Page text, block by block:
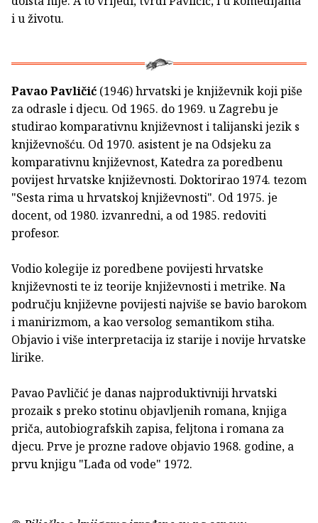
i u životu.
Pavao Pavličić (1946) hrvatski je književnik koji piše
za odrasle i djecu. Od 1965. do 1969. u Zagrebu je
studirao komparativnu književnost i talijanski jezik s
književnošću. Od 1970. asistent je na Odsjeku za
komparativnu književnost, Katedra za poredbenu
povijest hrvatske književnosti. Doktorirao 1974. tezom
"Sesta rima u hrvatskoj književnosti". Od 1975. je
docent, od 1980. izvanredni, a od 1985. redoviti
profesor.
Vodio kolegije iz poredbene povijesti hrvatske
književnosti te iz teorije književnosti i metrike. Na
području književne povijesti najviše se bavio barokom
i manirizmom, a kao versolog semantikom stiha.
Objavio i više interpretacija iz starije i novije hrvatske
lirike.
Pavao Pavličić je danas najproduktivniji hrvatski
prozaik s preko stotinu objavljenih romana, knjiga
priča, autobiografskih zapisa, feljtona i romana za
djecu. Prve je prozne radove objavio 1968. godine, a
prvu knjigu "Lađa od vode" 1972.